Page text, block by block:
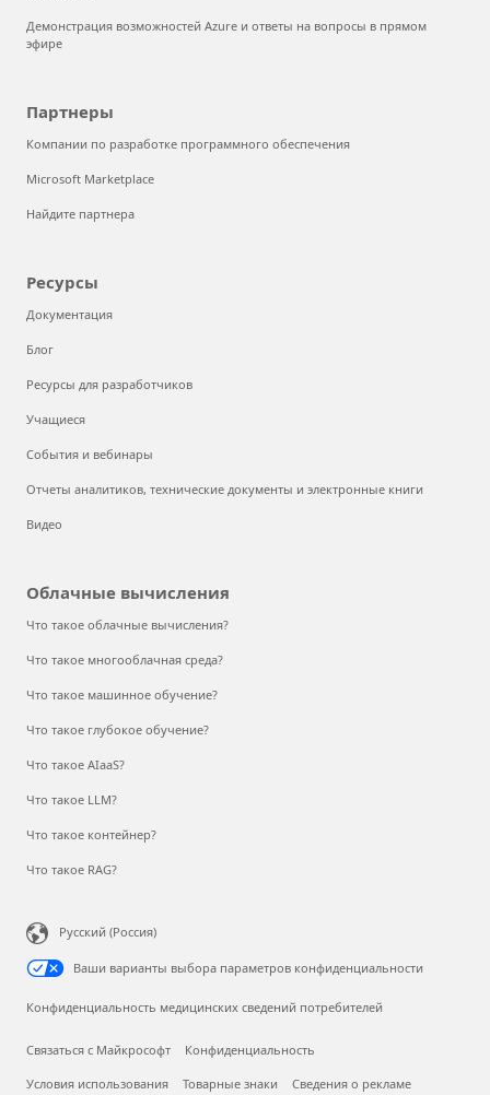
Демонстрация возможностей Azure и ответы на вопросы в прямом
эфире
Партнеры
Компании по разработке программного обеспечения
Microsoft Marketplace
Найдите партнера
Ресурсы
Документация
Блог
Ресурсы для разработчиков
Учащиеся
События и вебинары
Отчеты аналитиков, технические документы и электронные книги
Видео
Облачные вычисления
Что такое облачные вычисления?
Что такое многооблачная среда?
Что такое машинное обучение?
Что такое глубокое обучение?
Что такое AIaaS?
Что такое LLM?
Что такое контейнер?
Что такое RAG?
Русский (Россия)
Ваши варианты выбора параметров конфиденциальности
Конфиденциальность медицинских сведений потребителей
Связаться с Майкрософт Конфиденциальность
Условия использования Товарные знаки Сведения о рекламе